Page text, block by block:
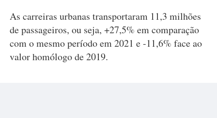
As carreiras urbanas transportaram 11,3 milhões
de passageiros, ou seja, +27,5% em comparação
com o mesmo período em 2021 e -11,6% face ao
valor homólogo de 2019.